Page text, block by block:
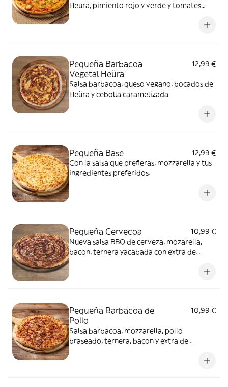
Heura, pimiento rojo y verde y tomates
Pequeña Barbacoa
Vegetal Heüra
12,99 €
Salsa barbacoa, queso vegano, bocados de
Heüra y cebolla caramelizada
Pequeña Base
12,99 €
Con la salsa que prefieras, mozzarella y tus
ingredientes preferidos.
Pequeña Cervecoa
10,99 €
Nueva salsa BBQ de cerveza, mozarella,
bacon, ternera yacabada con extra de
Pequeña Barbacoa de
Pollo
10,99 €
Salsa barbacoa, mozzarella, pollo
braseado, ternera, bacon y extra de